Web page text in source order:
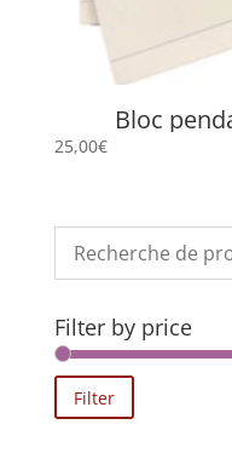
Bloc
25,00€
Filter by price
Filter